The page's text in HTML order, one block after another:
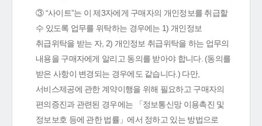
③ “사이트”는 이 제3자에게 구매자의 개인정보를 취급할
수 있도록 업무를 위탁하는 경우에는 1) 개인정보
취급위탁을 받는 자, 2) 개인정보 취급위탁을 하는 업무의
내용을 구매자에게 알리고 동의를 받아야 합니다. (동의를
받은 사항이 변경되는 경우에도 같습니다.) 다만,
서비스제공에 관한 계약이행을 위해 필요하고 구매자의
편의증진과 관련된 경우에는 「정보통신망 이용촉진 및
정보보호 등에 관한 법률」에서 정하고 있는 방법으로